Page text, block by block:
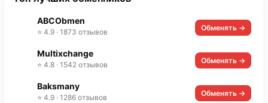
ABCObmen
⭐ 4.9 · 1873 отзывов Обменять →
Multixchange
⭐ 4.8 · 1542 отзывов Обменять →
Baksmany
⭐ 4.9 · 1286 отзывов Обменять →